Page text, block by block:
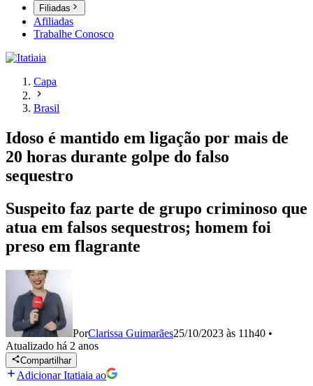
Filiadas
Afiliadas
Trabalhe Conosco
Capa
Brasil
Idoso é mantido em ligação por mais de
20 horas durante golpe do falso
sequestro
Suspeito faz parte de grupo criminoso que
atua em falsos sequestros; homem foi
preso em flagrante
PorClarissa Guimarães25/10/2023 às 11h40 •
Atualizado há 2 anos
Compartilhar
Adicionar Itatiaia ao